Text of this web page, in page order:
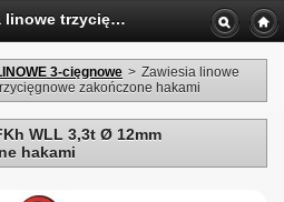
Zawiesia linowe trzycięgnowe typu 3FKh WLL 3,3t Ø 12mm zakończone hakami
3-cięgnowe > Zawiesia linowe
zakończone hakami
WLL 3,3t Ø 12mm
hakami